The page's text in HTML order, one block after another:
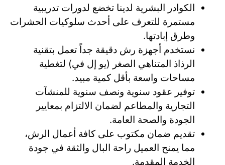
الكوادر البشرية لدينا تخضع لدورات تدريبية
مستمرة للتعرف على أحدث سلوكيات الحشرات
وطرق إبادتها.
نستخدم أجهزة رش دقيقة جداً تعمل بتقنية
الرذاذ المتناهي الصغر (يو إل في) لتغطية
مساحات واسعة بأقل كمية مبيد.
توفير عقود سنوية ونصف سنوية للمنشآت
التجارية والمطاعم لضمان الالتزام بمعايير
الجودة والصحة العامة.
تقديم ضمان مكتوب على كافة أعمال الرش،
مما يمنح العميل راحة البال والثقة في جودة
الخدمة المقدمة.